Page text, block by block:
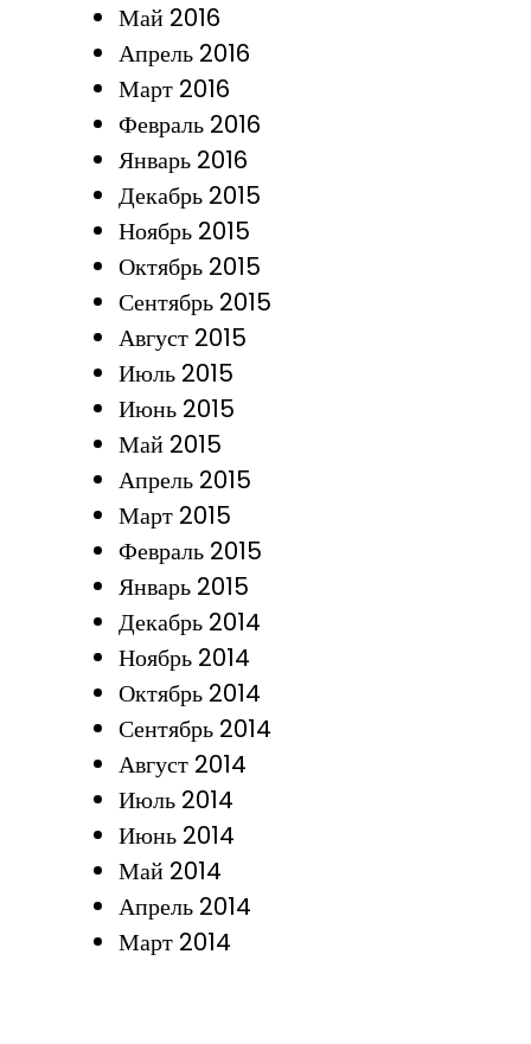
Май 2016
Апрель 2016
Март 2016
Февраль 2016
Январь 2016
Декабрь 2015
Ноябрь 2015
Октябрь 2015
Сентябрь 2015
Август 2015
Июль 2015
Июнь 2015
Май 2015
Апрель 2015
Март 2015
Февраль 2015
Январь 2015
Декабрь 2014
Ноябрь 2014
Октябрь 2014
Сентябрь 2014
Август 2014
Июль 2014
Июнь 2014
Май 2014
Апрель 2014
Март 2014